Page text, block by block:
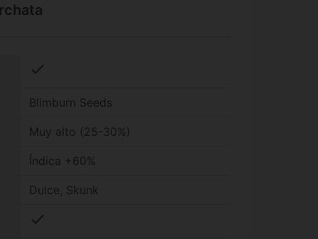
check
Blimburn Seeds
Muy alto (25-30%)
Índica +60%
Dulce, Skunk
check